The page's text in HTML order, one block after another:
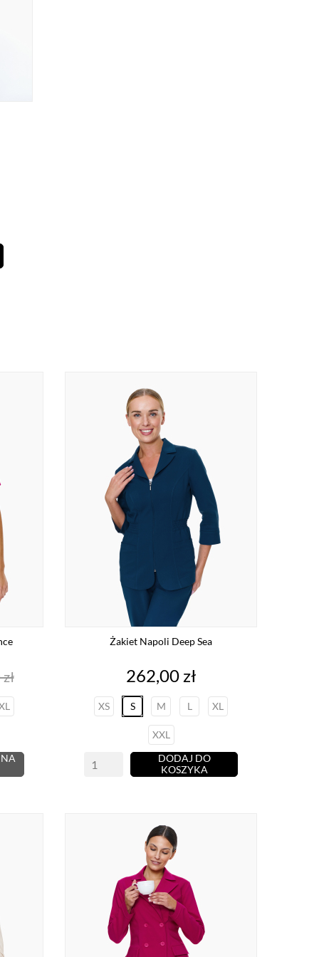
Żakiet Napoli Deep Sea
Cena
262,00 zł
XS S M L XL
XXL
DODAJ DO
KOSZYKA